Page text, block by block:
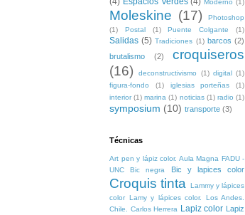
Moderno (1)
Moleskine (17)
Photoshop
(1)
Postal (1) Puente Colgante (1)
Salidas (5) Tradiciones (1) barcos (2)
brutalismo
(2)
croquiseros
(16)
deconstructivismo (1) digital
(1)
figura-fondo
(1) iglesias porteñas
(1)
interior (1) marina (1) noticias (1) radio (1)
symposium (10) transporte (3)
Técnicas
Art pen y lápiz color. Aula Magna FADU -
UNC
Bic negra Bic y lapices color
Croquis tinta
Lammy y lápices
color
Lamy y lápices color. Los Andes.
Chile. Carlos Herrera Lapiz color
Lapiz